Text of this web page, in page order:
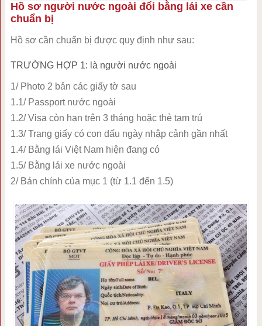
Hồ sơ người nước ngoài đổi bằng lái xe cần
chuẩn bị
Hồ sơ cần chuẩn bị được quy định như sau:
TRƯỜNG HỢP 1: là người nước ngoài
1/ Photo 2 bản các giấy tờ sau
1.1/ Passport nước ngoài
1.2/ Visa còn hạn trên 3 tháng hoặc thẻ tạm trú
1.3/ Trang giấy có con dấu ngày nhập cảnh gần nhất
1.4/ Bằng lái Việt Nam hiện đang có
1.5/ Bằng lái xe nước ngoài
2/ Bản chính của mục 1 (từ 1.1 đến 1.5)